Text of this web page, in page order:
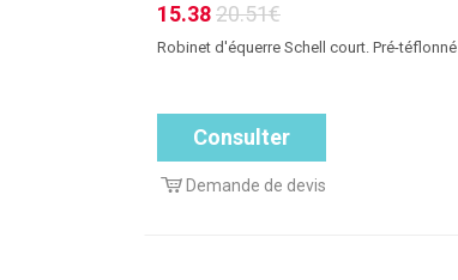
15.3820.51€
Robinet d'équerre Schell court. Pré-téflonné
Consulter
Demande de devis